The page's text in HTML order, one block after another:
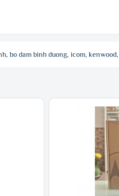
, bo dam binh duong, icom, kenwood,